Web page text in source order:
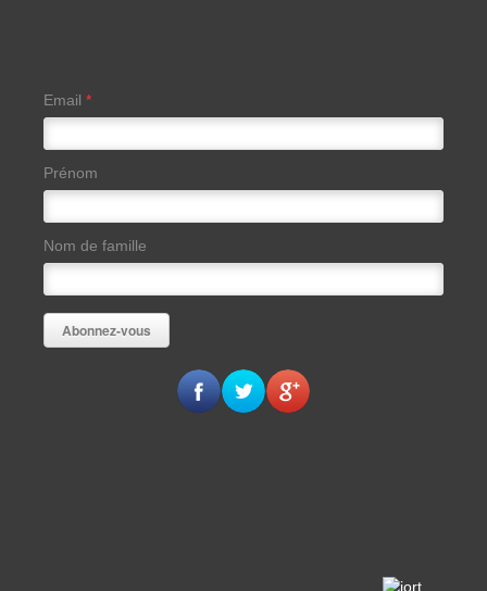
Email *
Prénom
Nom de famille